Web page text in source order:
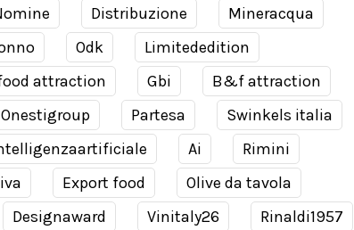
Distribuzione
Mineracqua
Odk
Limitededition
attraction Gbi
B&f attraction
Onestigroup Partesa
Swinkels italia
Ai
Rimini
Export food
Olive da tavola
Designaward Vinitaly26
Rinaldi1957